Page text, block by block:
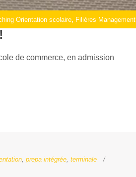
Orientation scolaire, Filières Management
de commerce, en admission
prepa intégrée terminale